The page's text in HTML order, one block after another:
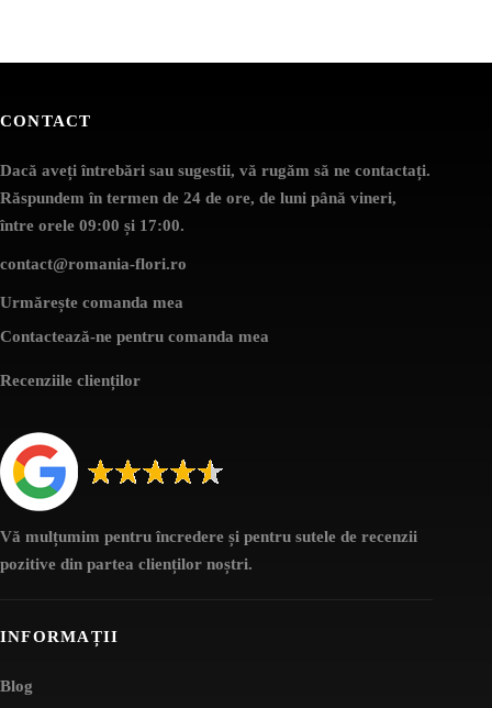
CONTACT
Dacă aveți întrebări sau sugestii, vă rugăm să ne contactați.
Răspundem în termen de 24 de ore, de luni până vineri,
între orele 09:00 și 17:00.
contact@romania-flori.ro
Urmărește comanda mea
Contactează-ne pentru comanda mea
Recenziile clienților
Vă mulțumim pentru încredere și pentru sutele de recenzii
pozitive din partea clienților noștri.
INFORMAȚII
Blog